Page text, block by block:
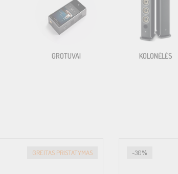
GROTUVAI KOLONĖLĖS
GREITAS PRISTATYMAS -30%